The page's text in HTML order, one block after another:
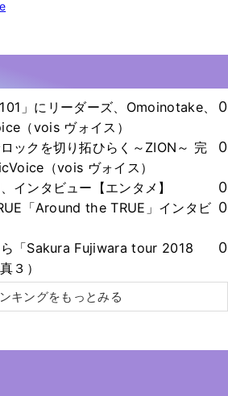
」にリーダーズ、Omoinotake、
（vois ヴォイス）
0
ロックを切り拓ひらく～ZION～ 完
（vois ヴォイス）
0
インタビュー【エンタメ】
0
「Around the TRUE」インタビ 0
ら「Sakura Fujiwara tour 2018
３）
0
キングをもっとみる